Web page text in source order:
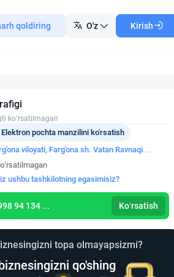
qoldiring O'z Kirish
ko‘rsatilmagan
viloyati, Farg'ona sh. Vatan Ravnaqi
43-uy
Elektron pochta manzilini ko'rsatish
ushbu tashkilotning egasimisiz?
94 134 ... Ko‘rsatish
topa olmayapsizmi?
biznesingizni qo'shing